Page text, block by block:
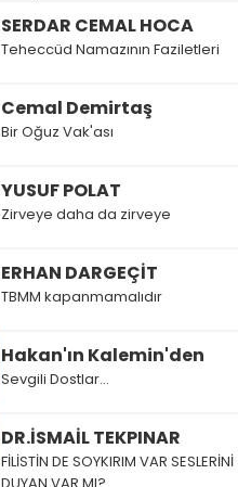
SERDAR CEMAL HOCA
Teheccüd Namazının Faziletleri
Cemal Demirtaş
Bir Oğuz Vak'ası
YUSUF POLAT
Zirveye daha da zirveye
ERHAN DARGEÇİT
TBMM kapanmamalıdır
Hakan'ın Kalemin'den
Sevgili Dostlar...
DR.İSMAİL TEKPINAR
FİLİSTİN DE SOYKIRIM VAR SESLERİNİ